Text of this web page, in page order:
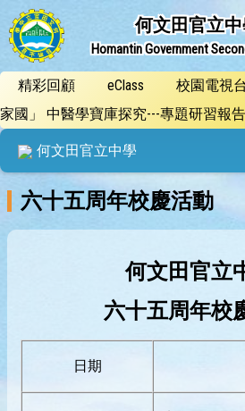
何文田官立
Homantin Government
精彩回顧 eClass 校園電視台
家國」 中醫學寶庫探究---專題研習報
何文田官立中學
六十五周年校慶活動
何文田官立
六十五周年校
日期